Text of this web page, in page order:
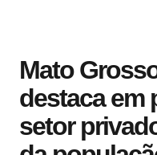
Mato
destaca em
setor